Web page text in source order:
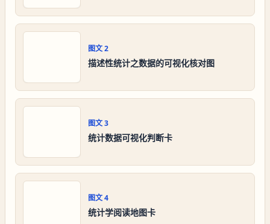
图文2
描述性统计之数据的可视化核对图
图文3
统计数据可视化判断卡
图文4
统计学阅读地图卡